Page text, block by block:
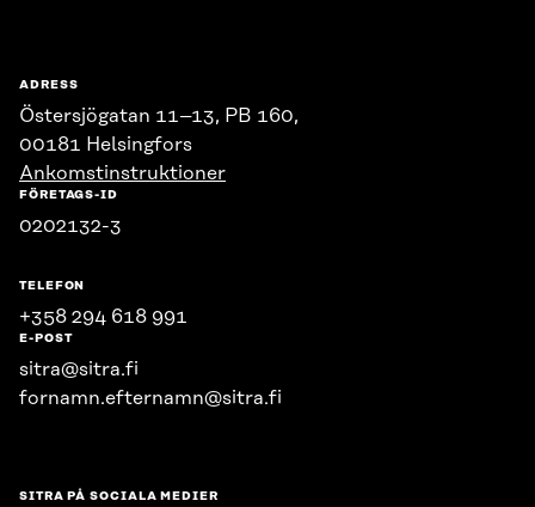
ADRESS
Östersjögatan 11–13, PB 160,
00181 Helsingfors
Ankomstinstruktioner
FÖRETAGS-ID
0202132-3
TELEFON
+358 294 618 991
E-POST
sitra@sitra.fi
fornamn.efternamn@sitra.fi
SITRA PÅ SOCIALA MEDIER